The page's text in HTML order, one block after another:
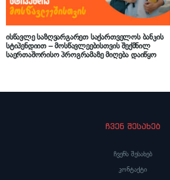
ისწავლე საზღვარგარეთ საქართველოს ბანკის
სტიპენდიით – მოსწავლეებისთვის შექმნილ
საერთაშორისო პროგრამაზე მიღება დაიწყო
ჩვენ შესახებ
ჩვენს შესახებ
კონტაქტი